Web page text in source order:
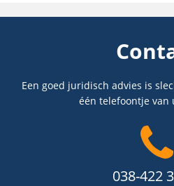
Een goed juridisch advies is
één telefoontje van
038-422